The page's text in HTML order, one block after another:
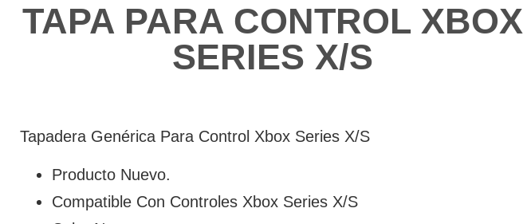
TAPA PARA CONTROL XBOX
SERIES X/S
Tapadera Genérica Para Control Xbox Series X/S
Producto Nuevo.
Compatible Con Controles Xbox Series X/S